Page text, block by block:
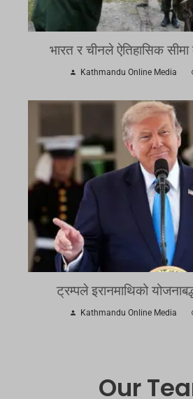
भारत र चीनले ऐतिहासिक सीमा
Kathmandu Online Media
ट्रम्पले इरानमाथिको
Kathmandu Online Media
Our